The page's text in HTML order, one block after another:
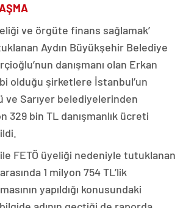
ve örgüte finans sağlamak’
Aydın Büyükşehir Belediye
danışmanı olan Erkan
olduğu şirketlere İstanbul’un
ve Sarıyer belediyelerinden
329 bin TL danışmanlık ücreti
FETÖ üyeliği nedeniyle tutuklanan
1 milyon 754 TL’lik
yapıldığı konusundaki